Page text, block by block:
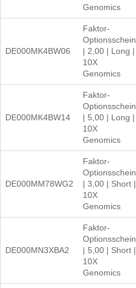
Genomics
DE000MK4BW06
Faktor-
Optionsschein
| 2,00 | Long |
10X
Genomics
DE000MK4BW14
Faktor-
Optionsschein
| 5,00 | Long |
10X
Genomics
DE000MM78WG2
Faktor-
Optionsschein
| 3,00 | Short |
10X
Genomics
DE000MN3XBA2
Faktor-
Optionsschein
| 5,00 | Short |
10X
Genomics